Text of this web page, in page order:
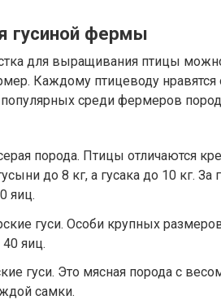
гусиной фермы
для выращивания птицы
Каждому птицеводу
среди фермеров пород
порода. Птицы отличаются
до 8 кг, а гусака до 10 кг. За
яиц.
гуси. Особи крупных
яиц.
гуси. Это мясная порода с
самки.